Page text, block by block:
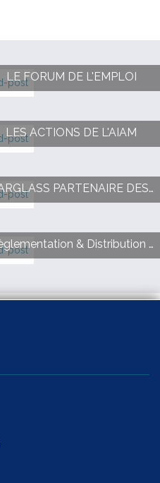
LE FORUM DE L'EMPLOI
LES ACTIONS DE L'AIAM
CARGLASS PARTENAIRE DES RENCONTRES DE L AIAM
Règlementation & Distribution - 6 NOVEMBRE 2025